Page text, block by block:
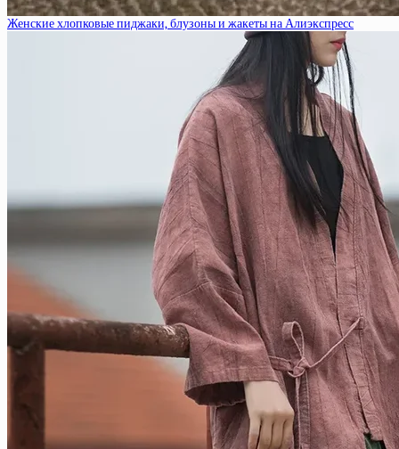
Женские хлопковые пиджаки, блузоны и жакеты на Алиэкспресс